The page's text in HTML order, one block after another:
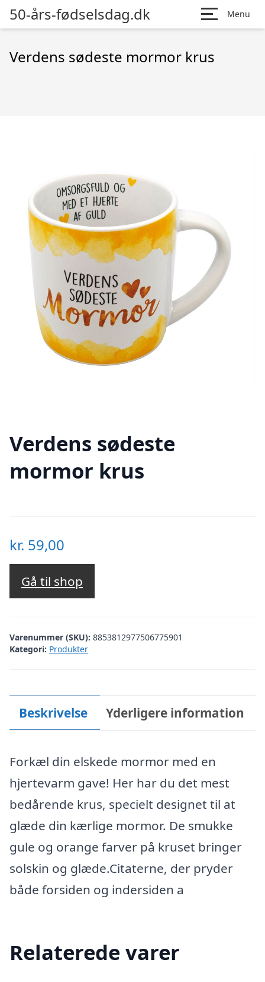
50-års-fødselsdag.dk Menu
Verdens sødeste mormor krus
Verdens sødeste
mormor krus
kr. 59,00
Gå til shop
Varenummer (SKU): 8853812977506775901
Kategori: Produkter
Beskrivelse Yderligere information
Forkæl din elskede mormor med en
hjertevarm gave! Her har du det mest
bedårende krus, specielt designet til at
glæde din kærlige mormor. De smukke
gule og orange farver på kruset bringer
solskin og glæde.Citaterne, der pryder
både forsiden og indersiden a
Relaterede varer